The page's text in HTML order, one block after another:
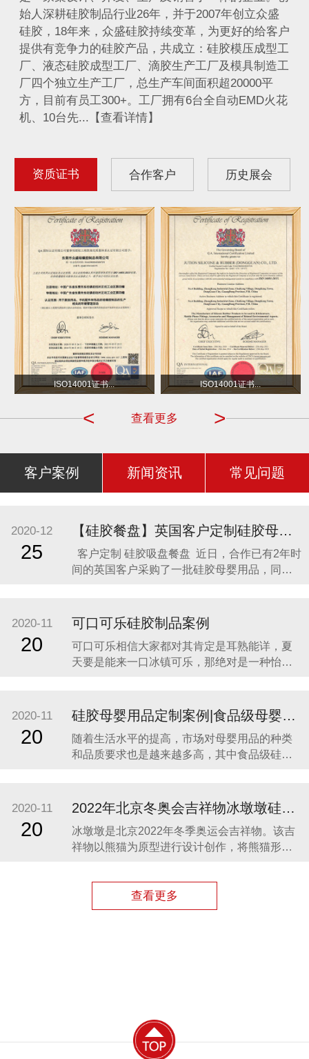
始人深耕硅胶制品行业26年，并于2007年创立众盛
硅胶，18年来，众盛硅胶持续变革，为更好的给客户
提供有竞争力的硅胶产品，共成立：硅胶模压成型工
厂、液态硅胶成型工厂、滴胶生产工厂及模具制造工
厂四个独立生产工厂，总生产车间面积超20000平
方，目前有员工300+。工厂拥有6台全自动EMD火花
机、10台先...【查看详情】
资质证书 合作客户 历史展会
ISO14001证书... ISO14001证书...
>
查看更多
<
沃尔玛 小不点 DOT
客户案例 新闻资讯 常见问题
2020-12
25
【硅胶餐盘】英国客户定制硅胶母婴用品 硅胶吸盘餐盘
客户定制 硅胶吸盘餐盘 近日，合作已有2年时
间的英国客户采购了一批硅胶母婴用品，同时
价格最合理，服务最贴心，正如两年来多次合
作一样。众盛硅胶不是硅胶制品行业内最好
的，但绝对是他合作过众多硅胶制品
2020-11
20
可口可乐硅胶制品案例
可口可乐相信大家都对其肯定是耳熟能详，夏
天要是能来一口冰镇可乐，那绝对是一种怡神
关联呢？ 2014年可口可乐找到我们的时候，我
们也是非常的惊讶，以为是在开玩笑。他们却
很认真的告诉我们，他们想开发一款创意有代
2020-11
20
硅胶母婴用品定制案例|食品级母婴硅胶制品
随着生活水平的提高，市场对母婴用品的种类
和品质要求也是越来越多高，其中食品级硅胶
品的的主要材料之一。众盛硅胶厂家在硅胶制
品行业深耕23年，生产的硅胶母婴用品全球使
用用户超百万。 今天我们就来分享几款热卖的
硅胶母婴
2020-11
20
2022年北京冬奥会吉祥物冰墩墩硅胶制品生产案例
冰墩墩是北京2022年冬季奥运会吉祥物。该吉
祥物以熊猫为原型进行设计创作，将熊猫形象
心，奥运组委会将吉祥物冰墩墩放到东莞生
产，而众盛硅胶也有幸参与了冰墩墩的生产制
查看更多